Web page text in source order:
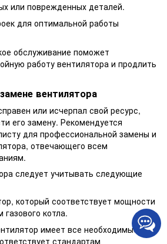
или поврежденных деталей.
для оптимальной работы
обслуживание поможет
работу вентилятора и продлить
вентилятора
или исчерпал свой ресурс,
его замену. Рекомендуется
для профессиональной замены и
отвечающего всем
следует учитывать следующие
который соответствует мощности
газового котла.
имеет все необходимые
стандартам